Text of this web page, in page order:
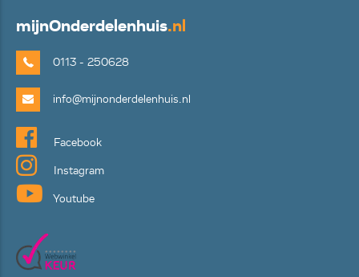
mijnOnderdelenhuis.nl
0113 - 250628
info@mijnonderdelenhuis.nl
Facebook
Instagram
Youtube